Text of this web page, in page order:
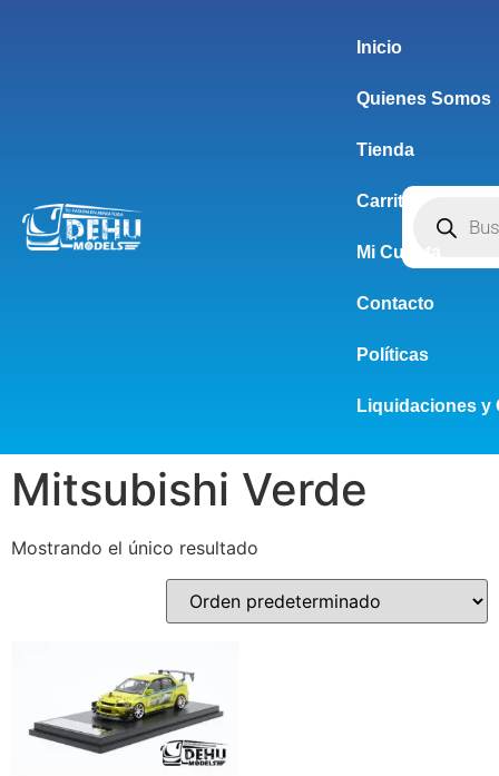
Inicio
Quienes Somos
Tienda
Carrito
Mi Cuenta
Contacto
Políticas
Liquidaciones y
Mitsubishi Verde
Mostrando el único resultado